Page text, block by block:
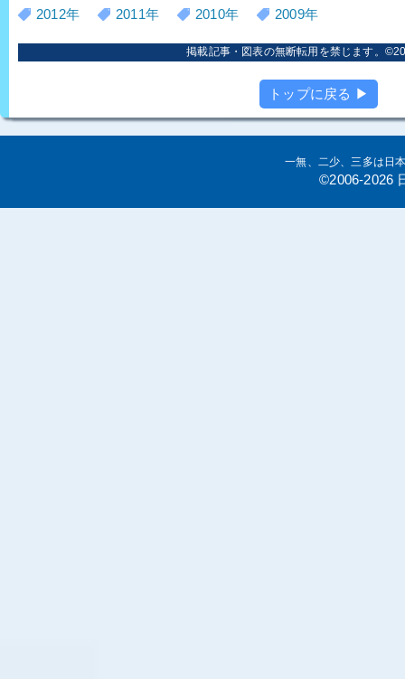
2012年
2011年 2010年 2009年
掲載記事・図表の無断転用を禁じます。
トップに戻る ▶
一無、二少、三多は日
©2006-2026